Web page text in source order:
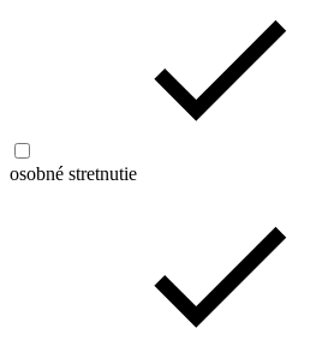
osobné stretnutie